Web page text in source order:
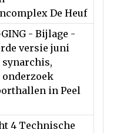
De Heuf
- Bijlage -
versie juni
synarchis,
in Peel
4 Technische